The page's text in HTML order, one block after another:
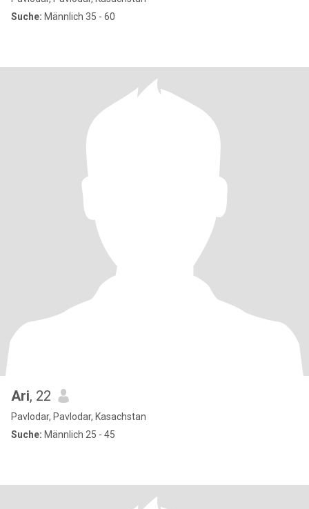
Suche: Männlich 35 - 60
Ari, 22
Pavlodar, Pavlodar, Kasachstan
Suche: Männlich 25 - 45